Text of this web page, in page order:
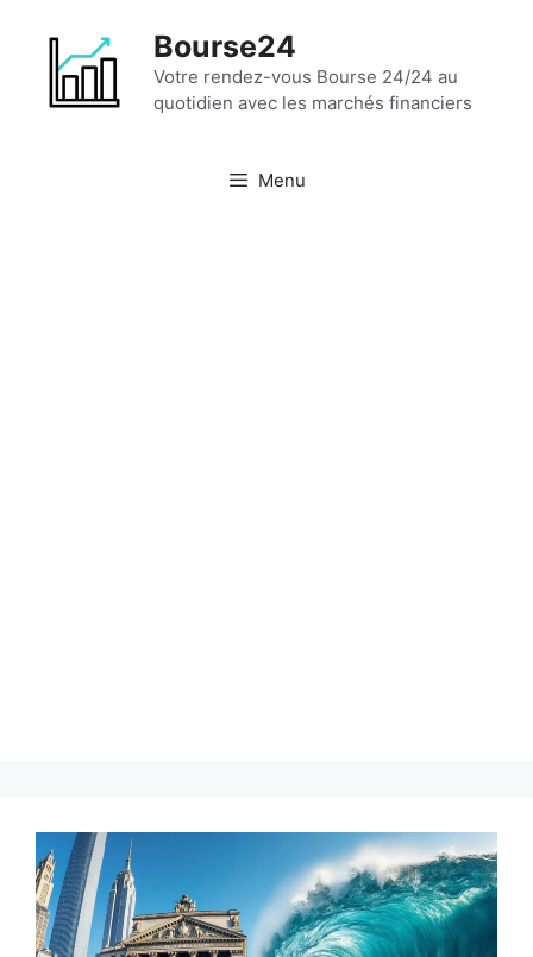
contenu
Bourse24
Votre rendez-vous Bourse 24/24 au
quotidien avec les marchés financiers
Menu